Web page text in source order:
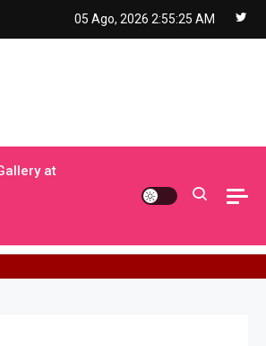
05 Ago, 2026 2:55:26 AM
at